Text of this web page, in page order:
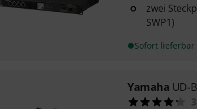
zwei
SWP1)
Sofort lieferbar
Yamaha UD-